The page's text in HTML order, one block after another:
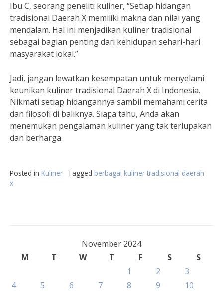
Ibu C, seorang peneliti kuliner, “Setiap hidangan
tradisional Daerah X memiliki makna dan nilai yang
mendalam. Hal ini menjadikan kuliner tradisional
sebagai bagian penting dari kehidupan sehari-hari
masyarakat lokal.”
Jadi, jangan lewatkan kesempatan untuk menyelami
keunikan kuliner tradisional Daerah X di Indonesia.
Nikmati setiap hidangannya sambil memahami cerita
dan filosofi di baliknya. Siapa tahu, Anda akan
menemukan pengalaman kuliner yang tak terlupakan
dan berharga.
Posted in Kuliner Tagged berbagai kuliner tradisional daerah
x
November 2024
M
T W T F S
S
1
2
3
4
5 6 7 8 9
10